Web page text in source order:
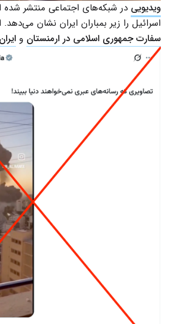
ویدیویی در شبکه‌های اجتماعی منتشر
اسرائیل را زیر بمباران ایران نشان می‌دهد.
سفارت جمهوری اسلامی در ارمنستان و